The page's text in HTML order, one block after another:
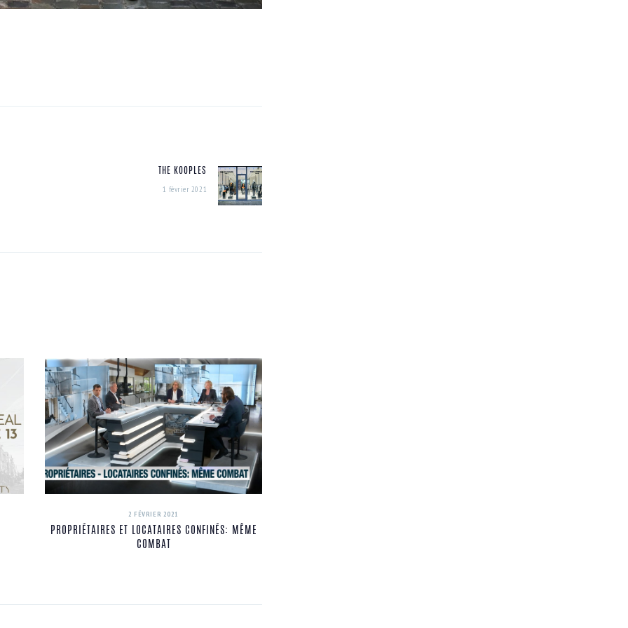
Next
post:
THE KOOPLES
1 février 2021
2 FÉVRIER 2021
PROPRIÉTAIRES ET LOCATAIRES CONFINÉS: MÊME
COMBAT